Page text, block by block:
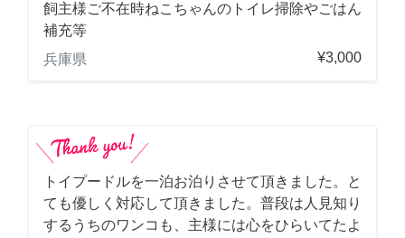
飼主様ご不在時ねこちゃんのトイレ掃除やごはん
補充等
兵庫県
¥3,000
トイプードルを一泊お泊りさせて頂きました。と
ても優しく対応して頂きました。普段は人見知り
するうちのワンコも、主様には心をひらいてたよ